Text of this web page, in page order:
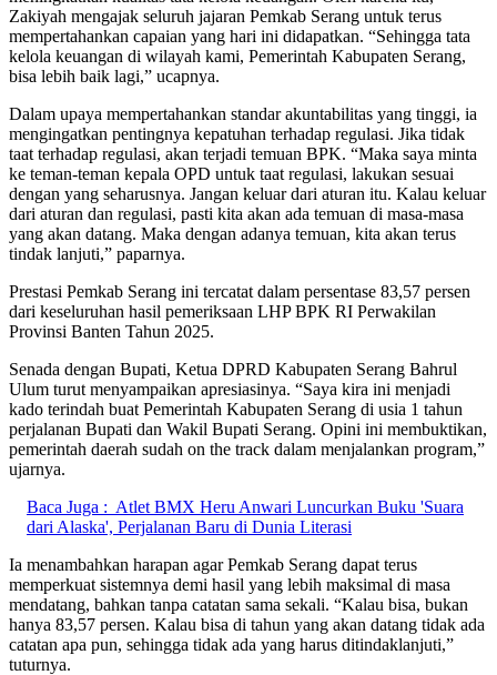
Zakiyah mengajak seluruh jajaran Pemkab Serang untuk terus
mempertahankan capaian yang hari ini didapatkan. “Sehingga tata
kelola keuangan di wilayah kami, Pemerintah Kabupaten Serang,
bisa lebih baik lagi,” ucapnya.
Dalam upaya mempertahankan standar akuntabilitas yang tinggi, ia
mengingatkan pentingnya kepatuhan terhadap regulasi. Jika tidak
taat terhadap regulasi, akan terjadi temuan BPK. “Maka saya minta
ke teman-teman kepala OPD untuk taat regulasi, lakukan sesuai
dengan yang seharusnya. Jangan keluar dari aturan itu. Kalau keluar
dari aturan dan regulasi, pasti kita akan ada temuan di masa-masa
yang akan datang. Maka dengan adanya temuan, kita akan terus
tindak lanjuti,” paparnya.
Prestasi Pemkab Serang ini tercatat dalam persentase 83,57 persen
dari keseluruhan hasil pemeriksaan LHP BPK RI Perwakilan
Provinsi Banten Tahun 2025.
Senada dengan Bupati, Ketua DPRD Kabupaten Serang Bahrul
Ulum turut menyampaikan apresiasinya. “Saya kira ini menjadi
kado terindah buat Pemerintah Kabupaten Serang di usia 1 tahun
perjalanan Bupati dan Wakil Bupati Serang. Opini ini membuktikan,
pemerintah daerah sudah on the track dalam menjalankan program,”
ujarnya.
Baca Juga : Atlet BMX Heru Anwari Luncurkan Buku 'Suara
dari Alaska', Perjalanan Baru di Dunia Literasi
Ia menambahkan harapan agar Pemkab Serang dapat terus
memperkuat sistemnya demi hasil yang lebih maksimal di masa
mendatang, bahkan tanpa catatan sama sekali. “Kalau bisa, bukan
hanya 83,57 persen. Kalau bisa di tahun yang akan datang tidak ada
catatan apa pun, sehingga tidak ada yang harus ditindaklanjuti,”
tuturnya.